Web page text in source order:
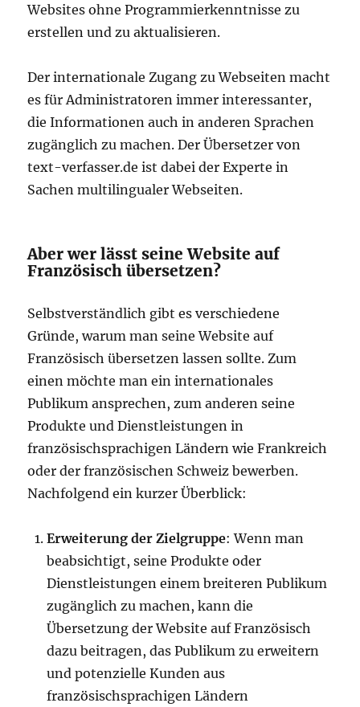
Websites ohne Programmierkenntnisse zu
erstellen und zu aktualisieren.
Der internationale Zugang zu Webseiten macht
es für Administratoren immer interessanter,
die Informationen auch in anderen Sprachen
zugänglich zu machen. Der Übersetzer von
text-verfasser.de ist dabei der Experte in
Sachen multilingualer Webseiten.
Aber wer lässt seine Website auf
Französisch übersetzen?
Selbstverständlich gibt es verschiedene
Gründe, warum man seine Website auf
Französisch übersetzen lassen sollte. Zum
einen möchte man ein internationales
Publikum ansprechen, zum anderen seine
Produkte und Dienstleistungen in
französischsprachigen Ländern wie Frankreich
oder der französischen Schweiz bewerben.
Nachfolgend ein kurzer Überblick:
Erweiterung der Zielgruppe: Wenn man
beabsichtigt, seine Produkte oder
Dienstleistungen einem breiteren Publikum
zugänglich zu machen, kann die
Übersetzung der Website auf Französisch
dazu beitragen, das Publikum zu erweitern
und potenzielle Kunden aus
französischsprachigen Ländern